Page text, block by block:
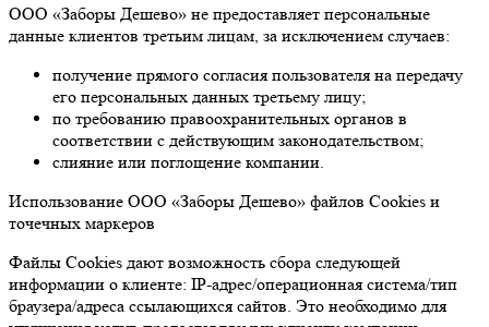
ООО «Заборы Дешево» не предоставляет персональные
данные клиентов третьим лицам, за исключением случаев:
получение прямого согласия пользователя на передачу
его персональных данных третьему лицу;
по требованию правоохранительных органов в
соответствии с действующим законодательством;
слияние или поглощение компании.
Использование ООО «Заборы Дешево» файлов Cookies и
точечных маркеров
Файлы Cookies дают возможность сбора следующей
информации о клиенте: IP-адрес/операционная система/тип
браузера/адреса ссылающихся сайтов. Это необходимо для